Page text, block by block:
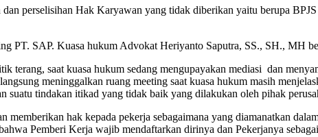
perselisihan Hak Karyawan yang tidak diberikan yaitu berupa
PT. SAP. Kuasa hukum Advokat Heriyanto Saputra, SS., SH., MH
terang, saat kuasa hukum sedang mengupayakan mediasi dan
meninggalkan ruang meeting saat kuasa hukum masih
suatu tindakan itikad yang tidak baik yang dilakukan oleh pihak
memberikan hak kepada pekerja sebagaimana yang diamanatkan
Pemberi Kerja wajib mendaftarkan dirinya dan Pekerjanya